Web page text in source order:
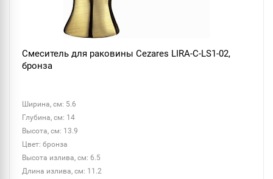
Смеситель для раковины Cezares LIRA-C-LS1-02,
бронза
Ширина, см: 5.6
Глубина, см: 14
Высота, см: 13.9
Цвет: бронза
Высота излива, см: 6.5
Длина излива, см: 11.2